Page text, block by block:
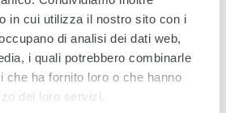
in cui utilizza il nostro sito con i
di analisi dei dati web,
i quali potrebbero combinarle
che ha fornito loro o che hanno
dei loro servizi.
pluriennale